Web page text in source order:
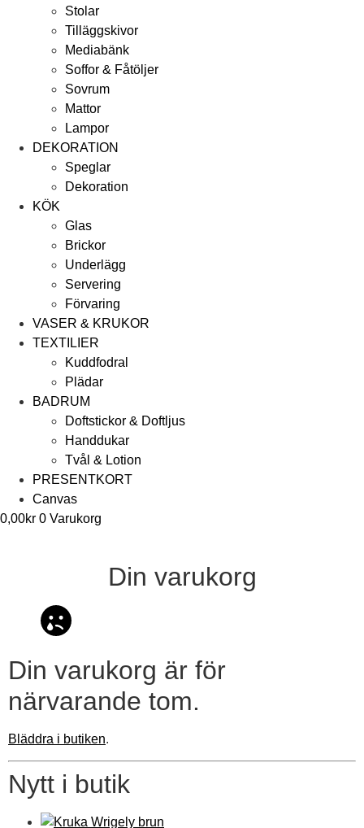
Stolar
Tilläggskivor
Mediabänk
Soffor & Fåtöljer
Sovrum
Mattor
Lampor
DEKORATION
Speglar
Dekoration
KÖK
Glas
Brickor
Underlägg
Servering
Förvaring
VASER & KRUKOR
TEXTILIER
Kuddfodral
Plädar
BADRUM
Doftstickor & Doftljus
Handdukar
Tvål & Lotion
PRESENTKORT
Canvas
0,00kr 0 Varukorg
Din varukorg
Din varukorg är för
närvarande tom.
Bläddra i butiken.
Nytt i butik